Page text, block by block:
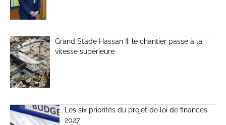
Grand Stade Hassan II: le chantier passe à la
vitesse supérieure
Les six priorités du projet de loi de finances
2027